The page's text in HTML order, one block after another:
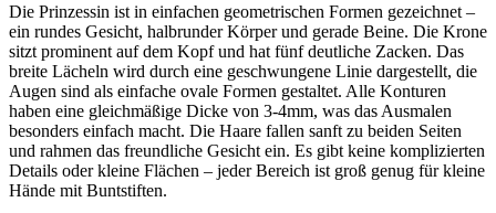
Die Prinzessin ist in einfachen geometrischen Formen gezeichnet –
ein rundes Gesicht, halbrunder Körper und gerade Beine. Die Krone
sitzt prominent auf dem Kopf und hat fünf deutliche Zacken. Das
breite Lächeln wird durch eine geschwungene Linie dargestellt, die
Augen sind als einfache ovale Formen gestaltet. Alle Konturen
haben eine gleichmäßige Dicke von 3-4mm, was das Ausmalen
besonders einfach macht. Die Haare fallen sanft zu beiden Seiten
und rahmen das freundliche Gesicht ein. Es gibt keine komplizierten
Details oder kleine Flächen – jeder Bereich ist groß genug für kleine
Hände mit Buntstiften.